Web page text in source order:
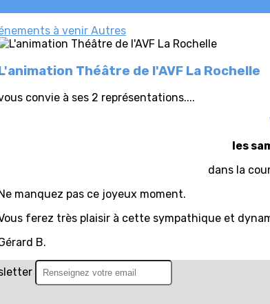
à venir Autres
Théâtre de l'AVF La Rochelle
convie à ses 2 représentations....
les
dans la
Ne manquez pas ce joyeux moment.
ferez très plaisir à cette sympathique et
B.